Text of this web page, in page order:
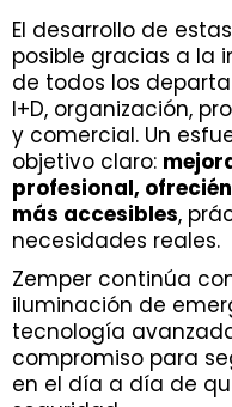
El desarrollo de
posible gracias a la
de todos los
I+D, organización,
y comercial. Un
objetivo claro:
profesional,
más accesibles,
necesidades reales.
Zemper continúa
iluminación de
tecnología
compromiso para
en el día a día de